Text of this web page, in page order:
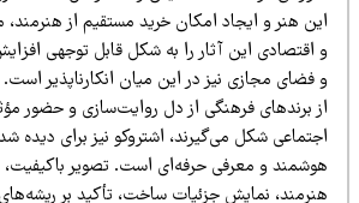
هنر و ایجاد امکان خرید مستقیم از هنرمند،
اقتصادی این آثار را به شکل قابل توجهی افزایش
فضای مجازی نیز در این میان انکارناپذیر است. در
برندهای فرهنگی از دل روایت‌سازی و حضور مؤثر
شکل می‌گیرند، اشتروکو نیز برای دیده شدن،
و معرفی حرفه‌ای است. تصویر باکیفیت،
نمایش جزئیات ساخت، تأکید بر ریشه‌های